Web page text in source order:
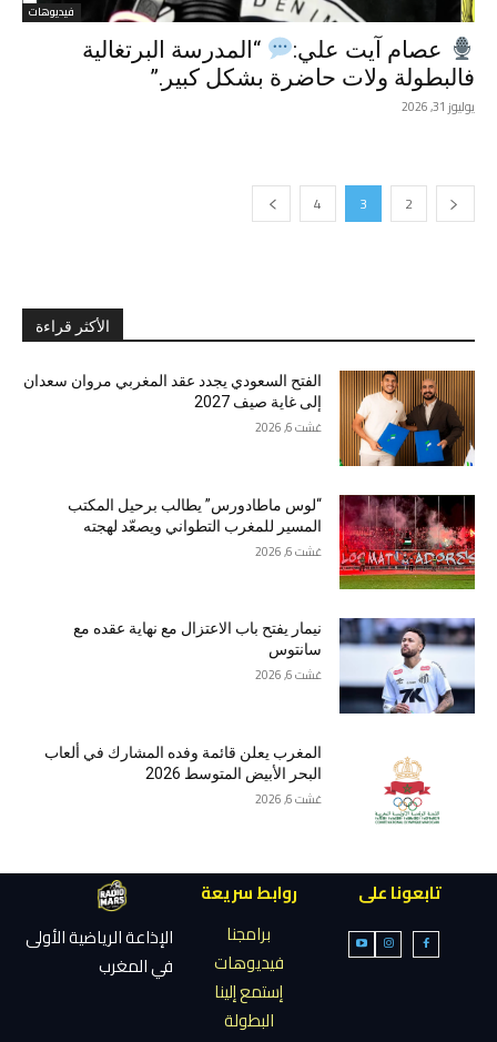
فيديوهات
عصام آيت علي:
“المدرسة البرتغالية
فالبطولة ولات حاضرة بشكل كبير.”
يوليوز 31, 2026
2
3
4
الأكثر قراءة
الفتح السعودي يجدد عقد المغربي مروان سعدان
إلى غاية صيف 2027
غشت 6, 2026
“لوس ماطادورس” يطالب برحيل المكتب
المسير للمغرب التطواني ويصعّد لهجته
غشت 6, 2026
نيمار يفتح باب الاعتزال مع نهاية عقده مع
سانتوس
غشت 6, 2026
المغرب يعلن قائمة وفده المشارك في ألعاب
البحر الأبيض المتوسط 2026
غشت 6, 2026
تابعونا على
روابط سريعة
برامجنا
فيديوهات
إستمع إلينا
البطولة
الإذاعة الرياضية الأولى
في المغرب